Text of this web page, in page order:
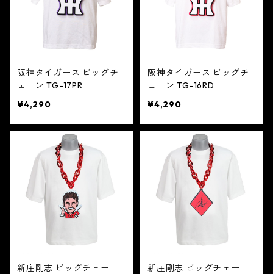
阪神タイガース ビッグチ
ェーン TG-17PR
¥4,290
阪神タイガース ビッグチ
ェーン TG-16RD
¥4,290
新庄剛志 ビッグチェー
新庄剛志 ビッグチェー